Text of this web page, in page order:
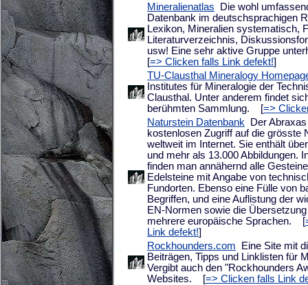
Mineralienatlas Die wohl
Datenbank im deutschsprachigen
Lexikon, Mineralien systematisch,
Literaturverzeichnis,
usw! Eine sehr aktive Gruppe
[=> Clicken falls Link defekt!]
TU-Clausthal Mineralogy
Institutes für Mineralogie der
Clausthal. Unter anderem findet
berühmten Sammlung.
[=>
Naturstein Datenbank Der
kostenlosen Zugriff auf die grösste
weltweit im Internet. Sie enthält
und mehr als 13.000 Abbildungen.
finden man annähernd alle
Edelsteine mit Angabe von
Fundorten. Ebenso eine Fülle von
Begriffen, und eine Auflistung der
EN-Normen sowie die
mehrere europäische Sprachen.
[
Link defekt!]
Rockhounders.com Eine Site mit
Beiträgen, Tipps und Linklisten für
Vergibt auch den "Rockhounders
Websites.
[=> Clicken falls Link